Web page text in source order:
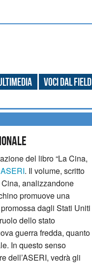
Voci dal field
del libro “La Cina,
ASERI. Il volume, scritto
analizzandone
promuove una
dagli Stati Uniti
dello stato
guerra fredda, quanto
In questo senso
dell’ASERI, vedrà gli